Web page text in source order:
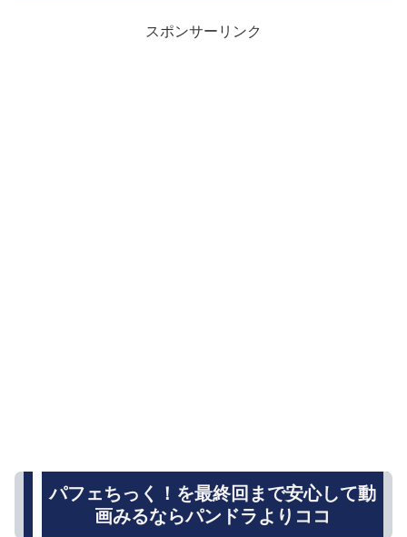
スポンサーリンク
パフェちっく！を最終回まで安心して動
画みるならパンドラよりココ